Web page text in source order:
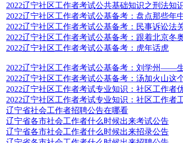
2022辽宁社区工作者考试公共基础知识之刑法知
2022辽宁社区工作者考试公基备考：盘点那些年
2022辽宁社区工作者考试公基备考：民事诉讼法
2022辽宁社区工作者考试公基备考：跟着北京冬
2022辽宁社区工作者考试公基备考：虎年话虎
2022辽宁社区工作者考试公基备考：刘学州——
2022辽宁社区工作者考试公基备考：汤加火山这
2022辽宁社区工作者考试专业知识：社区工作者
2022辽宁社区工作者考试专业知识：社区工作者
辽宁省社会工作者招聘公告在哪看
辽宁省各市社会工作者什么时候出来考试公告
辽宁省各市社会工作者什么时候出来招录公告